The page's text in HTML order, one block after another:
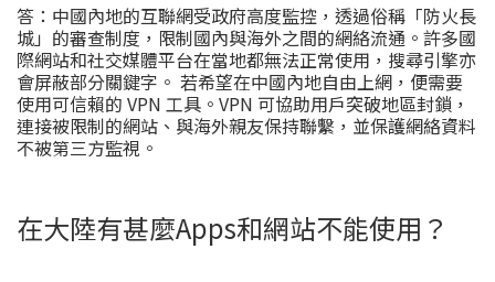
答：中國內地的互聯網受政府高度監控，透過俗稱「防火長
城」的審查制度，限制國內與海外之間的網絡流通。許多國
際網站和社交媒體平台在當地都無法正常使用，搜尋引擎亦
會屏蔽部分關鍵字。 若希望在中國內地自由上網，便需要
使用可信賴的 VPN 工具。VPN 可協助用戶突破地區封鎖，
連接被限制的網站、與海外親友保持聯繫，並保護網絡資料
不被第三方監視。
在大陸有甚麼Apps和網站不能使用？